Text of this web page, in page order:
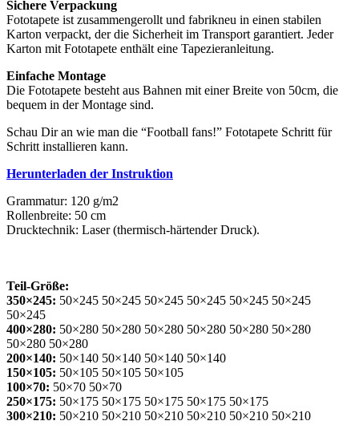
Sichere Verpackung
Fototapete ist zusammengerollt und fabrikneu in einen stabilen
Karton verpackt, der die Sicherheit im Transport garantiert. Jeder
Karton mit Fototapete enthält eine Tapezieranleitung.
Einfache Montage
Die Fototapete besteht aus Bahnen mit einer Breite von 50cm, die
bequem in der Montage sind.
Schau Dir an wie man die “Football fans!” Fototapete Schritt für
Schritt installieren kann.
Herunterladen der Instruktion
Grammatur: 120 g/m2
Rollenbreite: 50 cm
Drucktechnik: Laser (thermisch-härtender Druck).
Teil-Größe:
350×245: 50×245 50×245 50×245 50×245 50×245 50×245
50×245
400×280: 50×280 50×280 50×280 50×280 50×280 50×280
50×280 50×280
200×140: 50×140 50×140 50×140 50×140
150×105: 50×105 50×105 50×105
100×70: 50×70 50×70
250×175: 50×175 50×175 50×175 50×175 50×175
300×210: 50×210 50×210 50×210 50×210 50×210 50×210